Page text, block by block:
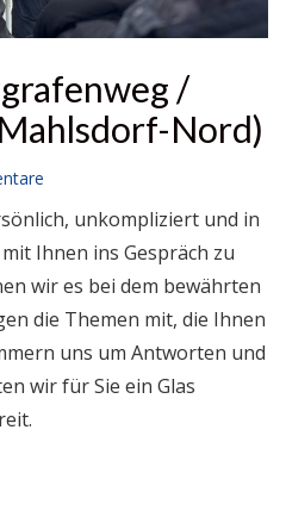
/
Nord)
unkompliziert und in
Ihnen ins Gespräch zu
wir es bei dem bewährten
die Themen mit, die Ihnen
uns um Antworten und
wir für Sie ein Glas